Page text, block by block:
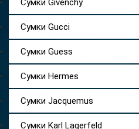
Сумки Givenchy
Сумки Gucci
Сумки Guess
Сумки Hermes
Сумки Jacquemus
Сумки Karl Lagerfeld